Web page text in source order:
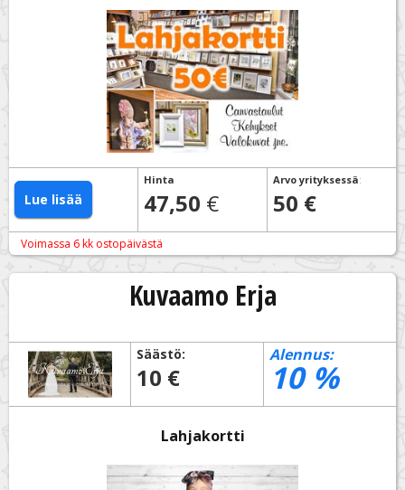
Lue lisää
Hinta
47,50 €
Arvo yrityksessä:
50 €
Voimassa 6 kk ostopäivästä
Kuvaamo Erja
Säästö:
10 €
Alennus:
10%
Lahjakortti